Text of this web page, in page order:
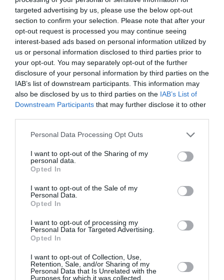
targeted advertising by us, please use the below opt-out
section to confirm your selection. Please note that after your
opt-out request is processed you may continue seeing
interest-based ads based on personal information utilized by
us or personal information disclosed to third parties prior to
your opt-out. You may separately opt-out of the further
disclosure of your personal information by third parties on the
IAB’s list of downstream participants. This information may
also be disclosed by us to third parties on the IAB’s List of
Downstream Participants that may further disclose it to other
Personal Data Processing Opt Outs
I want to opt-out of the Sharing of my
personal data.
Opted In
I want to opt-out of the Sale of my
Personal Data.
Opted In
I want to opt-out of processing my
Personal Data for Targeted Advertising.
Opted In
I want to opt-out of Collection, Use,
Retention, Sale, and/or Sharing of my
Personal Data that Is Unrelated with the
Purposes for which it was collected.
RÉPONDRE
LAISSER UN COMMENTAIRE
FAIRE UN DON
Appel aux lecteurs !
Soutenez Air Journal participez